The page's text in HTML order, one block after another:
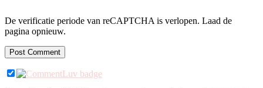
De verificatie periode van reCAPTCHA is verlopen. Laad de
pagina opnieuw.